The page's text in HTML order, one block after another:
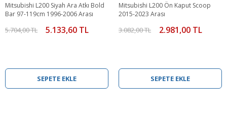
Mitsubishi L200 Siyah Ara Atkı Bold
Bar 97-119cm 1996-2006 Arası
5.704,00 TL 5.133,60 TL
SEPETE EKLE
Mitsubishi L200 Ön Kaput Scoop
2015-2023 Arası
3.082,00 TL 2.981,00 TL
SEPETE EKLE